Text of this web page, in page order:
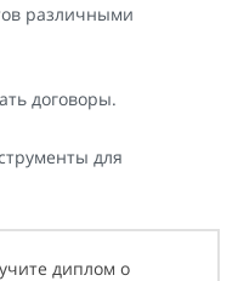
различными
договоры.
для
диплом о